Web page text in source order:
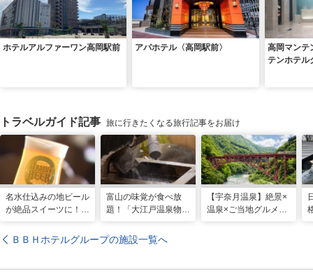
ホテルアルファーワン高岡駅前 アパホテル〈高岡駅前〉
高岡マンテ
テンホテル
トラベルガイド記事 旅に行きたくなる旅行記事をお届け
名水仕込みの地ビール
が絶品スイーツに！
の恵みをいかした黒部
だけの味
富山の味覚が食べ放
題！「大江戸温泉物語
ル」で美肌の湯を満喫
【宇奈月温泉】絶景×
温泉×ご当地グルメを
ＢＢＨホテルグループの施設一覧へ